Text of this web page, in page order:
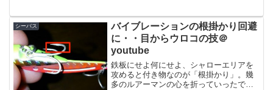
かするしかないわけで、僕が真冬に重宝
してるのが、FREEK...
シーバス
バイブレーションの根掛かり回避
に・・目からウロコの技＠
youtube
鉄板にせよ何にせよ、シャローエリアを
攻めると付き物なのが「根掛かり」。幾
多のルアーマンの心を折っていったであ